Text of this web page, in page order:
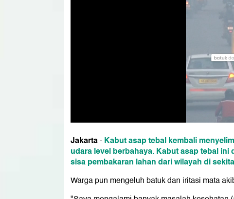
Jakarta-Kabut asap tebal kembali
udara level berbahaya. Kabut asap tebal
sisa pembakaran lahan dari wilayah di
Warga pun mengeluh batuk dan iritasi mata